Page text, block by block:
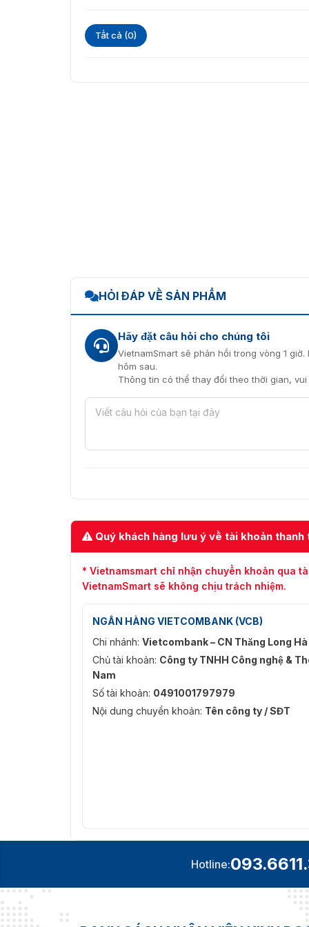
Camera CMOS 2MP & WDR
Model ProFace X(DS) phù hợp cho doanh
ngân hàng. Nơi yêu cầu chấm công nhanh,
Ứng dụng thực tế
chọn hoàn hảo. Vietnamsmart cam kết cung
hỗ trợ lắp đặt tận nơi để đảm bảo hiệu quả cao
Tất cả (0)
HỎI ĐÁP VỀ SẢN PHẨM
Hãy đặt câu hỏi cho chúng tôi
VietnamSmart sẽ phản hồi trong vòng 1
hôm sau.
Thông tin có thể thay đổi theo thời gian,
Quý khách hàng lưu ý về tài khoản thanh
* Vietnamsmart chỉ nhận chuyển khoản qua
VietnamSmart sẽ không chịu trách nhiệm.
NGÂN HÀNG VIETCOMBANK (VCB)
Chi nhánh: Vietcombank – CN Thăng Long Hà
Chủ tài khoản: Công ty TNHH Công nghệ &
Nam
Số tài khoản: 0491001797979
Nội dung chuyển khoản: Tên công ty / SĐT
Hotline: